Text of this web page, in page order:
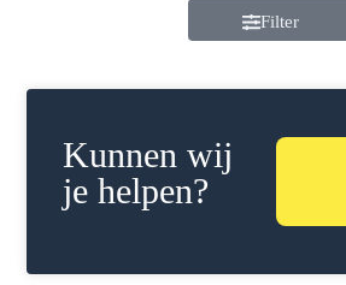
Filter
Kunnen wij
je helpen?